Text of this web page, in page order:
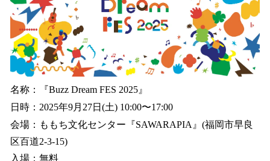
名称：『Buzz Dream FES 2025』
日時：2025年9月27日(土) 10:00〜17:00
会場：ももち文化センター『SAWARAPIA』(福岡市早良
区百道2-3-15)
入場：無料